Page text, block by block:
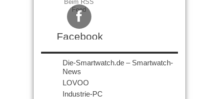
Beim RSS
Feed
Facebook
Die-Smartwatch.de – Smartwatch-
News
LOVOO
Industrie-PC